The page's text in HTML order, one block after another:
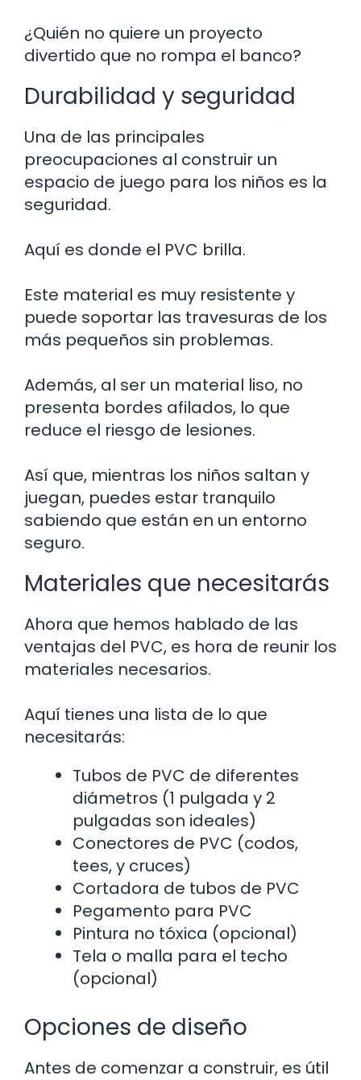
¿Quién no quiere un proyecto
divertido que no rompa el banco?
Durabilidad y seguridad
Una de las principales
preocupaciones al construir un
espacio de juego para los niños es la
seguridad.
Aquí es donde el PVC brilla.
Este material es muy resistente y
puede soportar las travesuras de los
más pequeños sin problemas.
Además, al ser un material liso, no
presenta bordes afilados, lo que
reduce el riesgo de lesiones.
Así que, mientras los niños saltan y
juegan, puedes estar tranquilo
sabiendo que están en un entorno
seguro.
Materiales que necesitarás
Ahora que hemos hablado de las
ventajas del PVC, es hora de reunir los
materiales necesarios.
Aquí tienes una lista de lo que
necesitarás:
Tubos de PVC de diferentes
diámetros (1 pulgada y 2
pulgadas son ideales)
Conectores de PVC (codos,
tees, y cruces)
Cortadora de tubos de PVC
Pegamento para PVC
Pintura no tóxica (opcional)
Tela o malla para el techo
(opcional)
Opciones de diseño
Antes de comenzar a construir, es útil